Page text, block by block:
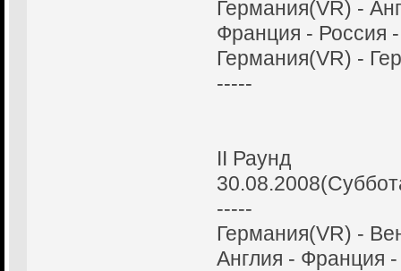
Германия(VR) -
Франция - Россия
Германия(VR) -
-----
II Раунд
-----
Германия(VR) -
Англия - Франция